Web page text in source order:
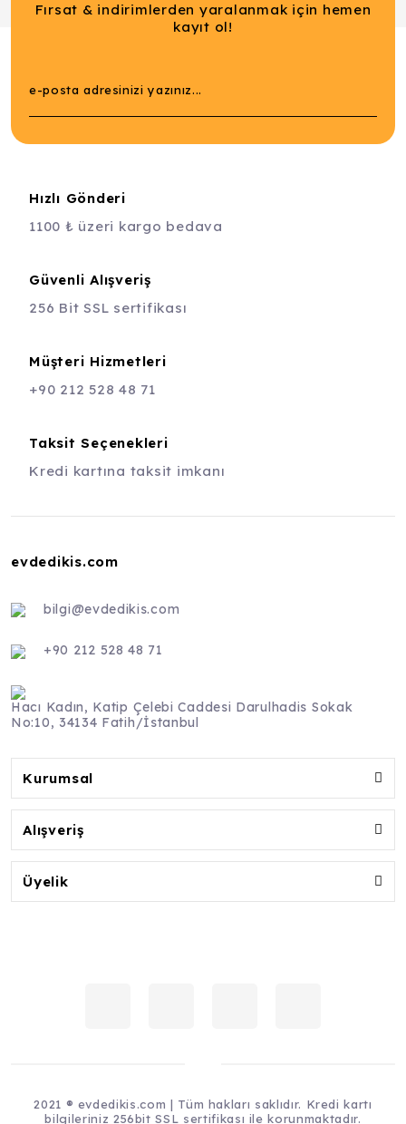
Fırsat & indirimlerden yaralanmak için hemen
kayıt ol!
Hızlı Gönderi
1100 ₺ üzeri kargo bedava
Güvenli Alışveriş
256 Bit SSL sertifikası
Müşteri Hizmetleri
+90 212 528 48 71
Taksit Seçenekleri
Kredi kartına taksit imkanı
evdedikis.com
bilgi@evdedikis.com
+90 212 528 48 71
Hacı Kadın, Katip Çelebi Caddesi Darulhadis Sokak
No:10, 34134 Fatih/İstanbul
Kurumsal
Alışveriş
Üyelik
2021 ® evdedikis.com | Tüm hakları saklıdır. Kredi kartı
bilgileriniz 256bit SSL sertifikası ile korunmaktadır.